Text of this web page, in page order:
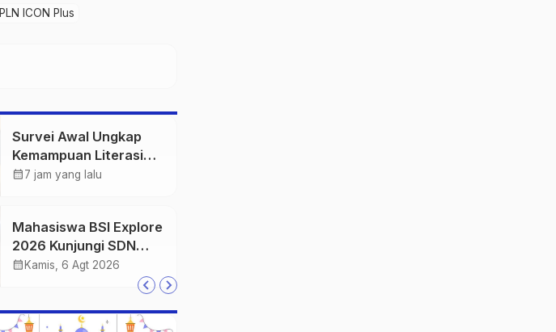
PLN ICON Plus
Survei Awal Ungkap
Kemampuan Literasi
dan Numerasi Siswa
calendar_month7 jam yang lalu
Mahasiswa BSI Explore
2026 Kunjungi SDN
Simpenan, Saksikan
Kecamatan
calendar_month Kamis, 6 Agt 2026